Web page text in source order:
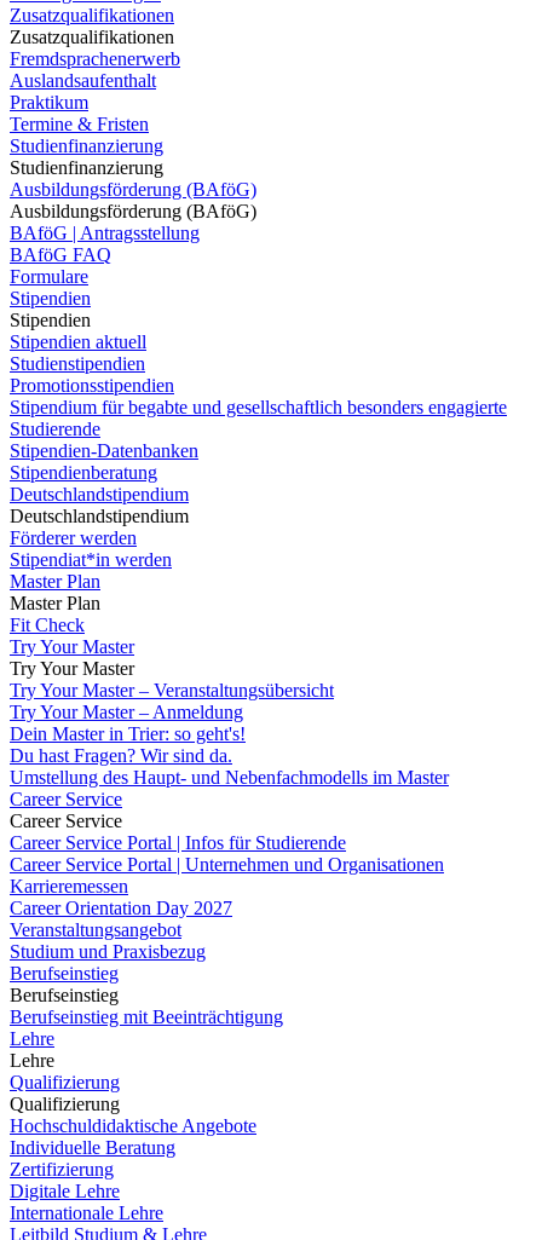
Zusatzqualifikationen
Zusatzqualifikationen
Fremdsprachenerwerb
Auslandsaufenthalt
Praktikum
Termine & Fristen
Studienfinanzierung
Studienfinanzierung
Ausbildungsförderung (BAföG)
Ausbildungsförderung (BAföG)
BAföG | Antragsstellung
BAföG FAQ
Formulare
Stipendien
Stipendien
Stipendien aktuell
Studienstipendien
Promotionsstipendien
Stipendium für begabte und gesellschaftlich besonders engagierte
Studierende
Stipendien-Datenbanken
Stipendienberatung
Deutschlandstipendium
Deutschlandstipendium
Förderer werden
Stipendiat*in werden
Master Plan
Master Plan
Fit Check
Try Your Master
Try Your Master
Try Your Master – Veranstaltungsübersicht
Try Your Master – Anmeldung
Dein Master in Trier: so geht's!
Du hast Fragen? Wir sind da.
Umstellung des Haupt- und Nebenfachmodells im Master
Career Service
Career Service
Career Service Portal | Infos für Studierende
Career Service Portal | Unternehmen und Organisationen
Karrieremessen
Career Orientation Day 2027
Veranstaltungsangebot
Studium und Praxisbezug
Berufseinstieg
Berufseinstieg
Berufseinstieg mit Beeinträchtigung
Lehre
Lehre
Qualifizierung
Qualifizierung
Hochschuldidaktische Angebote
Individuelle Beratung
Zertifizierung
Digitale Lehre
Internationale Lehre
Leitbild Studium & Lehre